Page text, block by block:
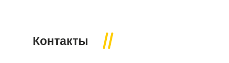
Контакты